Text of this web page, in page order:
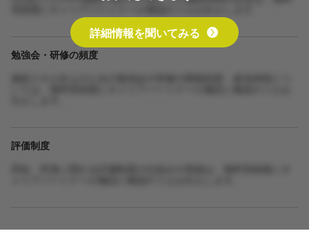
勉強会・研修の頻度
評価制度
詳細情報を聞いてみる